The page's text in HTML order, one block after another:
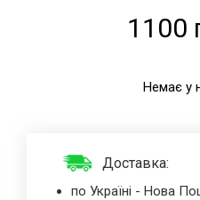
1100
Немає у
Доставка:
по Україні - Нова